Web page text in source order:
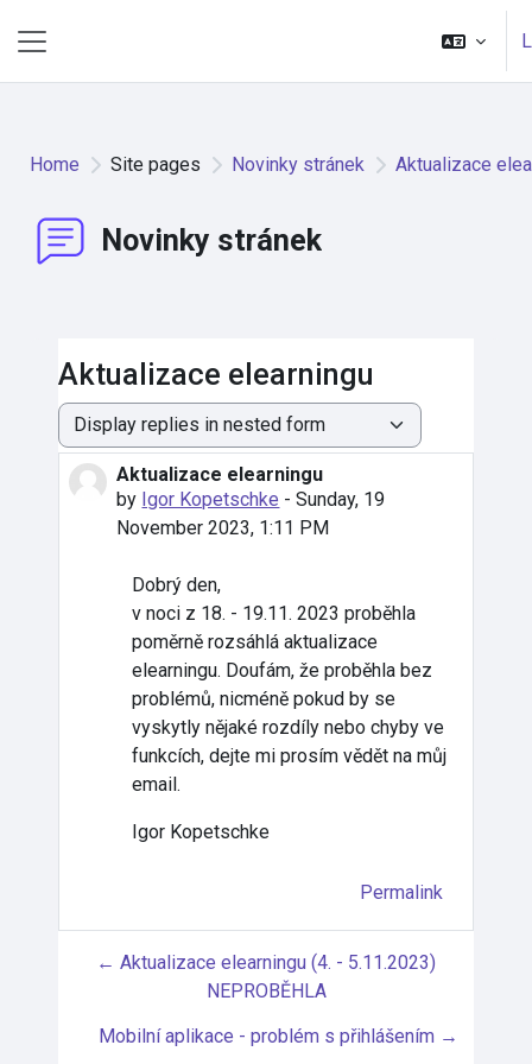
Home Site pages Novinky stránek Aktualizace
Novinky stránek
Aktualizace elearningu
Display mode
Aktualizace elearningu
by Igor Kopetschke -Sunday, 19
November 2023, 1:11 PM
Number of replies: 0
Dobrý den,
v noci z 18. - 19.11. 2023 proběhla
poměrně rozsáhlá aktualizace
elearningu. Doufám, že proběhla bez
problémů, nicméně pokud by se
vyskytly nějaké rozdíly nebo chyby ve
funkcích, dejte mi prosím vědět na můj
email.
Igor Kopetschke
Permalink
← Aktualizace elearningu (4. - 5.11.2023)
NEPROBĚHLA
Mobilní aplikace - problém s přihlášením →